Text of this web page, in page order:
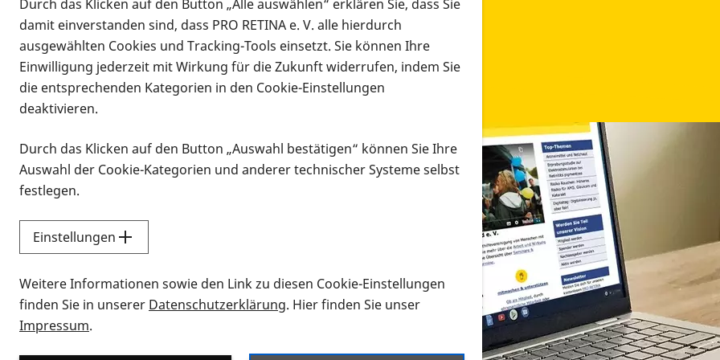
Infomaterial
Infomaterial
Vorlesen
Alle Infomaterialien in verschiedenen Formaten an
Sie möchten wissen, wie Sie nach Infonmaterial suchen und dieses bestellen bzw. herunterladen
Durch das Klicken auf den Button „Alle auswählen“ erklären Sie, dass Sie
damit einverstanden sind, dass PRO RETINA e. V. alle hierdurch
ausgewählten Cookies und Tracking-Tools einsetzt. Sie können Ihre
Einwilligung jederzeit mit Wirkung für die Zukunft widerrufen, indem Sie
die entsprechenden Kategorien in den Cookie-Einstellungen
deaktivieren.
Durch das Klicken auf den Button „Auswahl bestätigen“ können Sie Ihre
Auswahl der Cookie-Kategorien und anderer technischer Systeme selbst
festlegen.
Einstellungen
Weitere Informationen sowie den Link zu diesen Cookie-Einstellungen
finden Sie in unserer Datenschutzerklärung. Hier finden Sie unser
Impressum.